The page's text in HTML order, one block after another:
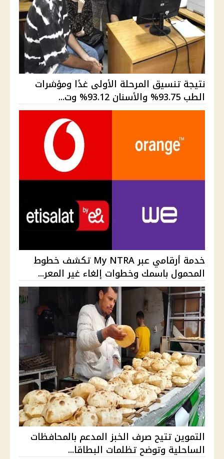
نتيجة تنسيق المرحلة الأولى غدًا ومؤشرات
الطب 93.75% والأسنان 93.12% وت...
خدمة أرقامي عبر My NTRA تكشف خطوط
المحمول باسمك وخطوات إلغاء غير المعر...
التموين تتيح صرف الخبز المدعم بالمحافظات
الساحلية وتوضح تظلمات البطاقا...